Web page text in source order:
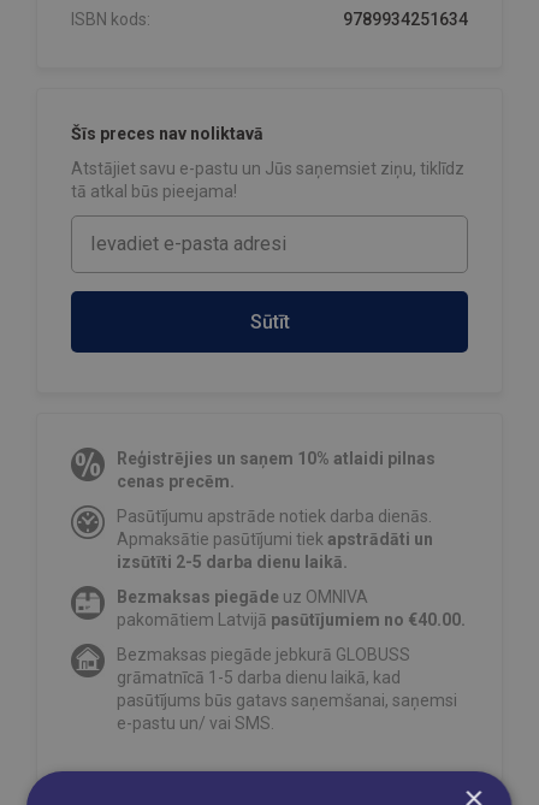
ISBN kods: 9789934251634
Šīs preces nav noliktavā
Atstājiet savu e-pastu un Jūs saņemsiet ziņu, tiklīdz
tā atkal būs pieejama!
Sūtīt
Reģistrējies un saņem 10% atlaidi pilnas
cenas precēm.
Pasūtījumu apstrāde notiek darba dienās.
Apmaksātie pasūtījumi tiek apstrādāti un
izsūtīti 2-5 darba dienu laikā.
Bezmaksas piegāde uz OMNIVA
pakomātiem Latvijā pasūtījumiem no €40.00.
Bezmaksas piegāde jebkurā GLOBUSS
grāmatnīcā 1-5 darba dienu laikā, kad
pasūtījums būs gatavs saņemšanai, saņemsi
e-pastu un/ vai SMS.